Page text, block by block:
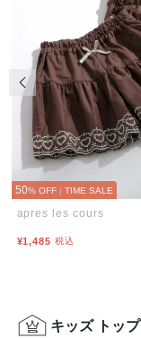
50% OFF | TIME SALE
apres les cours
¥1,485 税込
前の画像
キッズ トッ